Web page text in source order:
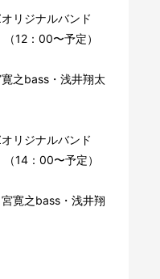
リジナルバンド
12：00〜予定）
之bass・浅井翔太
リジナルバンド
14：00〜予定）
寛之bass・浅井翔